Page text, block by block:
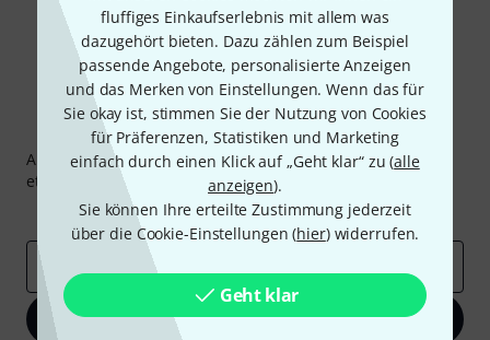
fluffiges Einkaufserlebnis mit allem was
dazugehört bieten. Dazu zählen zum Beispiel
passende Angebote, personalisierte Anzeigen
und das Merken von Einstellungen. Wenn das für
Sie okay ist, stimmen Sie der Nutzung von Cookies
für Präferenzen, Statistiken und Marketing
einfach durch einen Klick auf „Geht klar“ zu (alle
anzeigen).
Sie können Ihre erteilte Zustimmung jederzeit
über die Cookie-Einstellungen (hier) widerrufen.
Geht klar
Thomann Newsletter
Abonniere den Thomann Newsletter und gewinne mit
etwas Glück einen von
50 Gutscheinen
Inspirierende Beiträge
Deals Thomann Insights
E-Mail-Adresse*
Jetzt anmelden